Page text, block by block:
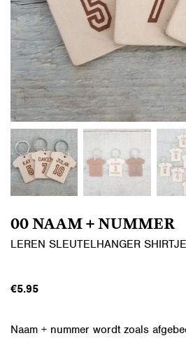
00 NAAM + NUMMER
LEREN SLEUTELHANGER
€5.95
Naam + nummer wordt zoals